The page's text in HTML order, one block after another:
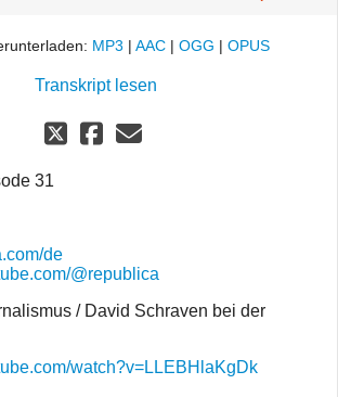
MP3 | AAC | OGG | OPUS
Transkript lesen
31
de
@republica
/ David Schraven bei der
watch?v=LLEBHlaKgDk